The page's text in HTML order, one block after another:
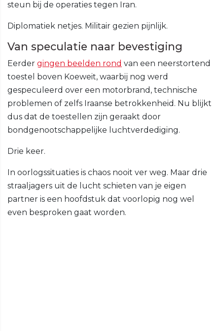
steun bij de operaties tegen Iran.
Diplomatiek netjes. Militair gezien pijnlijk.
Van speculatie naar bevestiging
Eerder gingen beelden rond van een neerstortend
toestel boven Koeweit, waarbij nog werd
gespeculeerd over een motorbrand, technische
problemen of zelfs Iraanse betrokkenheid. Nu blijkt
dus dat de toestellen zijn geraakt door
bondgenootschappelijke luchtverdediging.
Drie keer.
In oorlogssituaties is chaos nooit ver weg. Maar drie
straaljagers uit de lucht schieten van je eigen
partner is een hoofdstuk dat voorlopig nog wel
even besproken gaat worden.